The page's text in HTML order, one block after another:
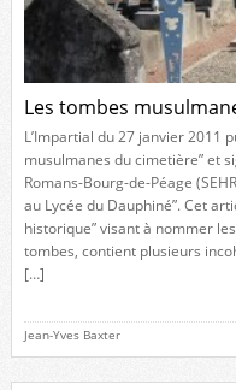
Les tombes
L’Impartial du 27 janvier 2011
musulmanes du cimetière” et
Romans-Bourg-de-Péage
au Lycée du Dauphiné”. Cet
historique” visant à nommer
tombes, contient plusieurs
[…]
Jean-Yves Baxter